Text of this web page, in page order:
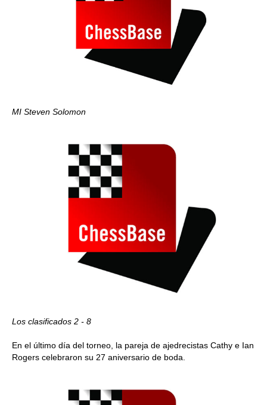
MI Steven Solomon
Los clasificados 2 - 8
En el último día del torneo, la pareja de ajedrecistas Cathy e Ian
Rogers celebraron su 27 aniversario de boda.